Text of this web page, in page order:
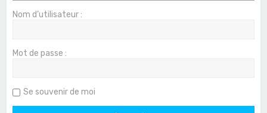
Nom d’utilisateur :
Mot de passe :
Se souvenir de moi